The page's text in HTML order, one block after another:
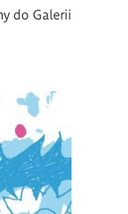
do Galerii